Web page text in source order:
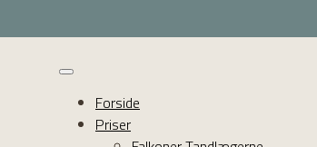
Forside
Priser